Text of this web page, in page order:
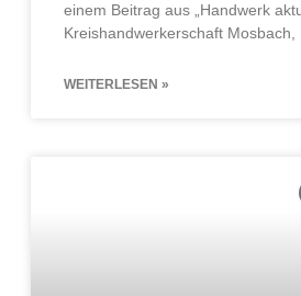
einem Beitrag aus „Handwerk
Kreishandwerkerschaft Mosbach,
WEITERLESEN »